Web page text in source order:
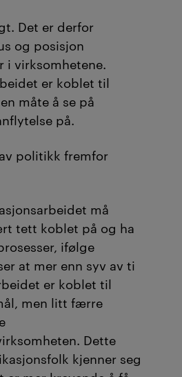
Det er derfor
og posisjon
i virksomhetene.
er koblet til
måte å se på
på.
politikk fremfor
må
tett koblet på og ha
ifølge
at mer enn syv av ti
er koblet til
men litt færre
Dette
kjenner seg